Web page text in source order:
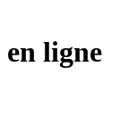
en ligne